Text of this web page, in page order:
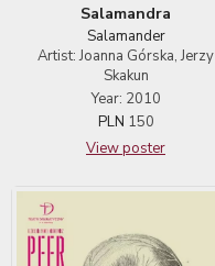
Salamandra
Salamander
Artist: Joanna Górska, Jerzy
Skakun
Year: 2010
PLN 150
View poster